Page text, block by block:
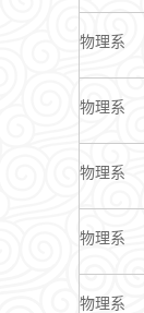
物理系
物理系
物理系
物理系
物理系